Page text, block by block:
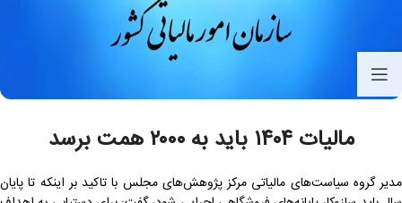
مالیات ۱۴۰۴ باید به ۲۰۰۰ همت برسد
مدیر گروه سیاست‌های مالیاتی مرکز پژوهش‌های مجلس با تاکید بر اینکه تا پایان